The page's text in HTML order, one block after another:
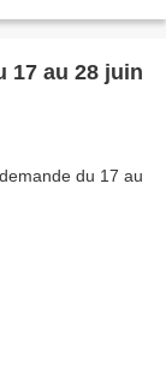
17 au 28 juin